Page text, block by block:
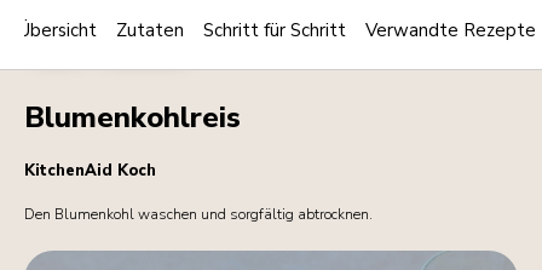
KALT BEILAGEN Print
Share
Blumenkohlreis
KitchenAid Koch
Den Blumenkohl waschen und sorgfältig abtrocknen.
Übersicht Zutaten Schritt für Schritt Verwandte Rezepte